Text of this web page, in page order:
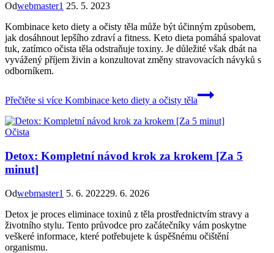
Odwebmaster1 25. 5. 2023
Kombinace keto diety a očisty těla může být účinným způsobem,
jak dosáhnout lepšího zdraví a fitness. Keto dieta pomáhá spalovat
tuk, zatímco očista těla odstraňuje toxiny. Je důležité však dbát na
vyvážený příjem živin a konzultovat změny stravovacích návyků s
odborníkem.
Přečtěte si více Kombinace keto diety a očisty těla
Očista
Detox: Kompletní návod krok za krokem [Za 5
minut]
Odwebmaster1 5. 6. 202229. 6. 2026
Detox je proces eliminace toxinů z těla prostřednictvím stravy a
životního stylu. Tento průvodce pro začátečníky vám poskytne
veškeré informace, které potřebujete k úspěšnému očištění
organismu.